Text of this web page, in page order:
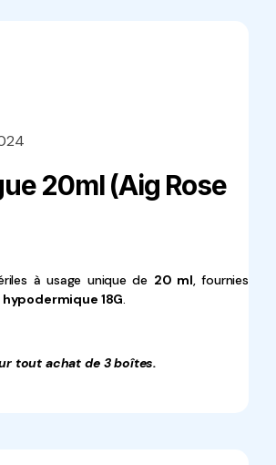
20ml (Aig Rose
à usage unique de 20 ml, fournies
18G.
tout achat de 3 boîtes.